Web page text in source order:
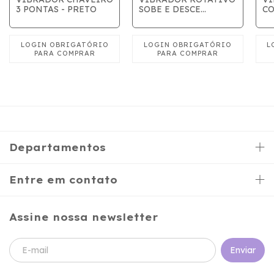
3 PONTAS - PRETO
SOBE E DESCE
ESTIMULADOR LILAS
Departamentos
Entre em contato
Assine nossa newsletter